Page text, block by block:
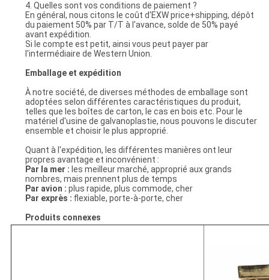
4. Quelles sont vos conditions de paiement ?
En général, nous citons le coût d'EXW price+shipping, dépôt
du paiement 50% par T/T à l'avance, solde de 50% payé
avant expédition.
Si le compte est petit, ainsi vous peut payer par
l'intermédiaire de Western Union.
Emballage et expédition
À notre société, de diverses méthodes de emballage sont
adoptées selon différentes caractéristiques du produit,
telles que les boîtes de carton, le cas en bois etc. Pour le
matériel d'usine de galvanoplastie, nous pouvons le discuter
ensemble et choisir le plus approprié.
Quant à l'expédition, les différentes manières ont leur
propres avantage et inconvénient :
Par la mer : les meilleur marché, approprié aux grands
nombres, mais prennent plus de temps
Par avion : plus rapide, plus commode, cher
Par exprès : flexiable, porte-à-porte, cher
Produits connexes